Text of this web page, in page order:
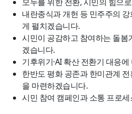
내란종식과 개헌 등 민주주의
게 펼치겠습니다.
시민이 공감하고 참여하는 돌봄
겠습니다.
기후위기·AI 확산 전환기 대응
한반도 평화 공존과 한미관계
을 마련하겠습니다.
시민 참여 캠페인과 소통 프로